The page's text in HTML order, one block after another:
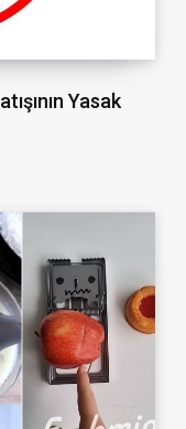
Yasak